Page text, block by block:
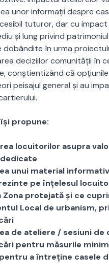
unor informații despre
tuturor, dar cu
și lung privind
dobândite în urma
deciziilor comunității în
conștientizând că
peisajul general și au
propune:
locuitorilor asupra
unui material
pe înțelesul
Zona protejată și ce
Local de urbanism,
de ateliere / sesiuni de
pentru măsurile
a întreține casele